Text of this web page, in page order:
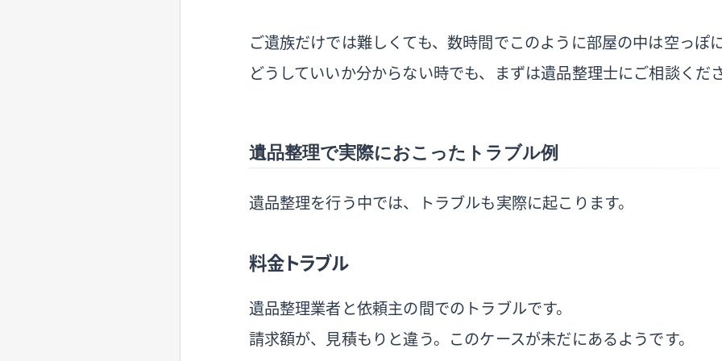
ご遺族だけでは難しくても、数時間でこのように部屋の中は空っぽに
どうしていいか分からない時でも、まずは遺品整理士にご相談くださ
遺品整理で実際におこったトラブル例
遺品整理を行う中では、トラブルも実際に起こります。
料金トラブル
遺品整理業者と依頼主の間でのトラブルです。
請求額が、見積もりと違う。このケースが未だにあるようです。